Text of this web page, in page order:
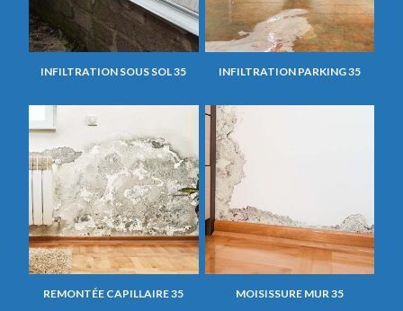
INFILTRATION SOUS SOL 35 INFILTRATION PARKING 35
REMONTÉE CAPILLAIRE 35 MOISISSURE MUR 35